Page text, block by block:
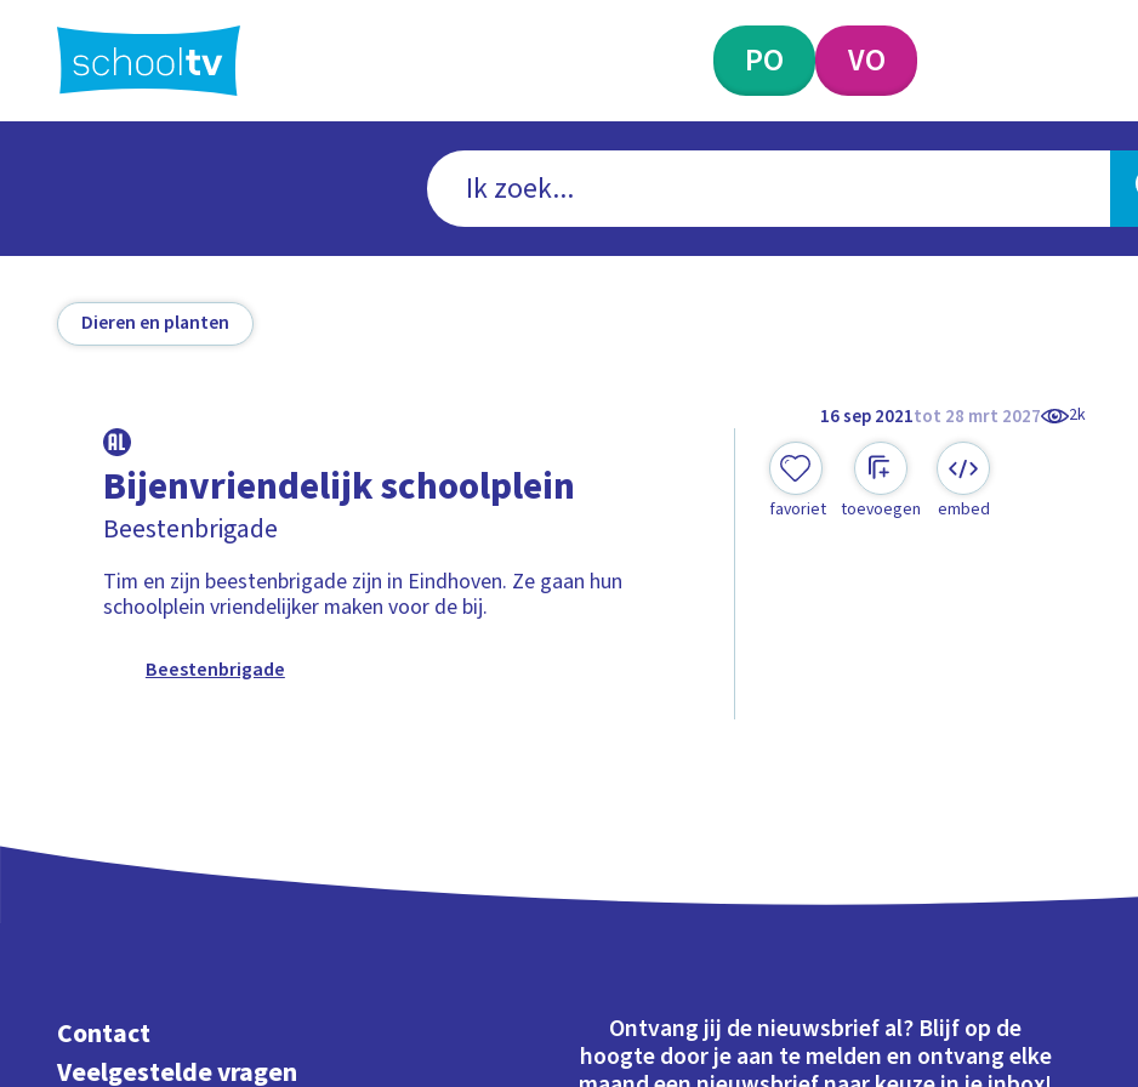
hoofdinhoud
PO VO
Dieren en planten
16 sep 2021tot 28 mrt 2027 2k
Bijenvriendelijk schoolplein
Beestenbrigade
Tim en zijn beestenbrigade zijn in Eindhoven. Ze gaan hun
schoolplein vriendelijker maken voor de bij.
Beestenbrigade
favoriet toevoegen embed
Contact
Veelgestelde vragen
Ontvang jij de nieuwsbrief al? Blijf op de
hoogte door je aan te melden en ontvang elke